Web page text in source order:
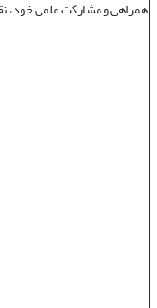
همراهی و مشارکت علمی خود،